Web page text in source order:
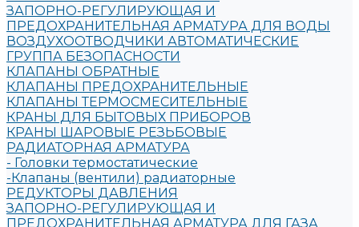
ЗАПОРНО-РЕГУЛИРУЮЩАЯ И
ПРЕДОХРАНИТЕЛЬНАЯ АРМАТУРА ДЛЯ ВОДЫ
ВОЗДУХООТВОДЧИКИ АВТОМАТИЧЕСКИЕ
ГРУППА БЕЗОПАСНОСТИ
КЛАПАНЫ ОБРАТНЫЕ
КЛАПАНЫ ПРЕДОХРАНИТЕЛЬНЫЕ
КЛАПАНЫ ТЕРМОСМЕСИТЕЛЬНЫЕ
КРАНЫ ДЛЯ БЫТОВЫХ ПРИБОРОВ
КРАНЫ ШАРОВЫЕ РЕЗЬБОВЫЕ
РАДИАТОРНАЯ АРМАТУРА
- Головки термостатические
-Клапаны (вентили) радиаторные
РЕДУКТОРЫ ДАВЛЕНИЯ
ЗАПОРНО-РЕГУЛИРУЮЩАЯ И
ПРЕДОХРАНИТЕЛЬНАЯ АРМАТУРА ДЛЯ ГАЗА